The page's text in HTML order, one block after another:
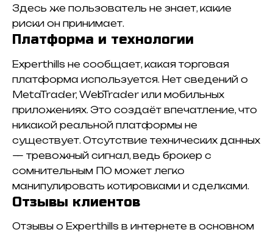
Здесь же пользователь не знает, какие
риски он принимает.
Платформа и технологии
Experthills не сообщает, какая торговая
платформа используется. Нет сведений о
MetaTrader, WebTrader или мобильных
приложениях. Это создаёт впечатление, что
никакой реальной платформы не
существует. Отсутствие технических данных
— тревожный сигнал, ведь брокер с
сомнительным ПО может легко
манипулировать котировками и сделками.
Отзывы клиентов
Отзывы о Experthills в интернете в основном